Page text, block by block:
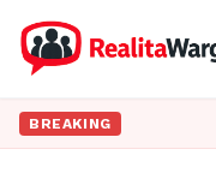
BREAKING